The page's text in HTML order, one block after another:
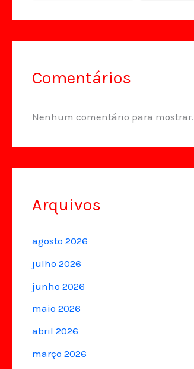
Comentários
Nenhum comentário para mostrar.
Arquivos
agosto 2026
julho 2026
junho 2026
maio 2026
abril 2026
março 2026